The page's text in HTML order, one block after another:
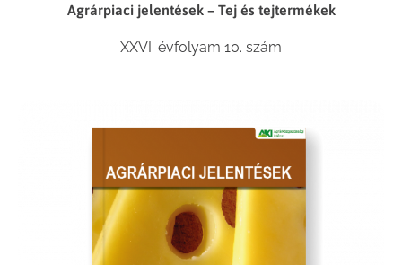
Agrárpiaci jelentések – Tej és tejtermékek
XXVI. évfolyam 10. szám